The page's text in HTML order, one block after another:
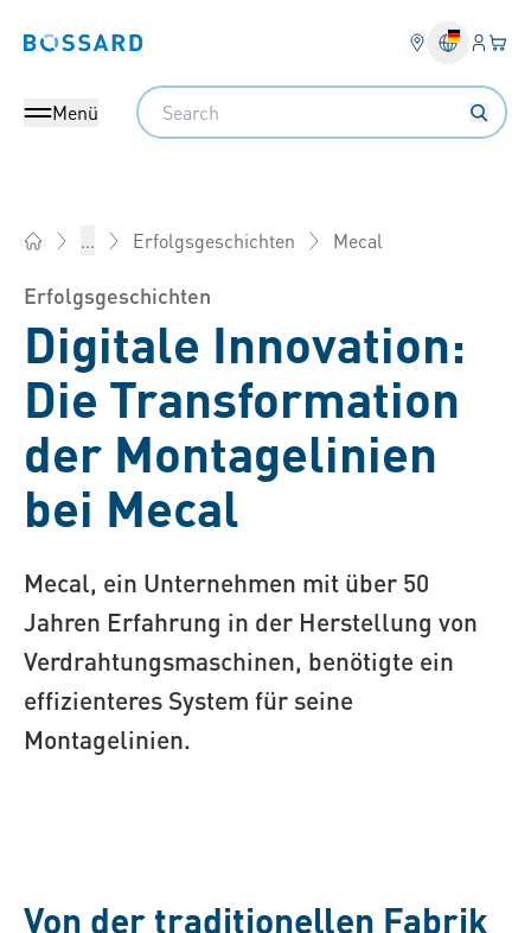
Bossard homepage Ihr
Menü
Search
... Erfolgsgeschichten Mecal
Erfolgsgeschichten
Digitale Innovation:
Die Transformation
der Montagelinien
bei Mecal
Mecal, ein Unternehmen mit über 50
Jahren Erfahrung in der Herstellung von
Verdrahtungsmaschinen, benötigte ein
effizienteres System für seine
Montagelinien.
Von der traditionellen Fabrik